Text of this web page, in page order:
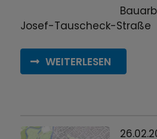
Josef-Tauscheck-Straße
WEITERLESEN